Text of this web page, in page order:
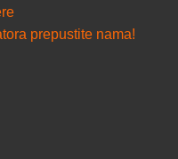
prepustite nama!